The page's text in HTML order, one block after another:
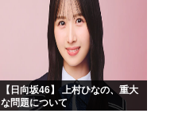
【日向坂46】 上村ひなの、重大
な問題について